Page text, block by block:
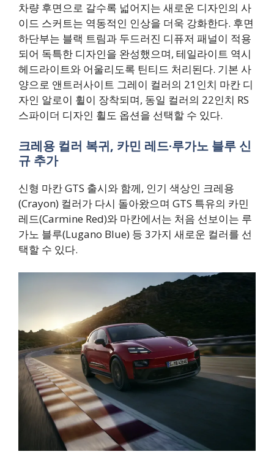
차량 후면으로 갈수록 넓어지는 새로운 디자인의 사
이드 스커트는 역동적인 인상을 더욱 강화한다. 후면
하단부는 블랙 트림과 두드러진 디퓨저 패널이 적용
되어 독특한 디자인을 완성했으며, 테일라이트 역시
헤드라이트와 어울리도록 틴티드 처리된다. 기본 사
양으로 앤트러사이트 그레이 컬러의 21인치 마칸 디
자인 알로이 휠이 장착되며, 동일 컬러의 22인치 RS
스파이더 디자인 휠도 옵션을 선택할 수 있다.
크레용 컬러 복귀, 카민 레드·루가노 블루 신
규 추가
신형 마칸 GTS 출시와 함께, 인기 색상인 크레용
(Crayon) 컬러가 다시 돌아왔으며 GTS 특유의 카민
레드(Carmine Red)와 마칸에서는 처음 선보이는 루
가노 블루(Lugano Blue) 등 3가지 새로운 컬러를 선
택할 수 있다.